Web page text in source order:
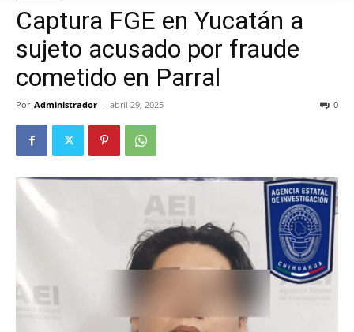
Captura FGE en Yucatán a
sujeto acusado por fraude
cometido en Parral
Por Administrador - abril 29, 2025 0